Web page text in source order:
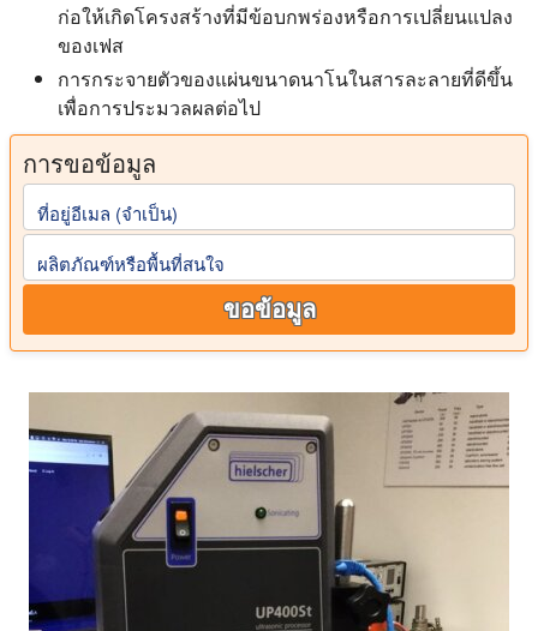
ก่อให้เกิดโครงสร้างที่มีข้อบกพร่องหรือการเปลี่ยนแปลง
ของเฟส
การกระจายตัวของแผ่นขนาดนาโนในสารละลายที่ดีขึ้น
เพื่อการประมวลผลต่อไป
การขอข้อมูล
ที่อยู่อีเมล (จําเป็น)
ผลิตภัณฑ์หรือพื้นที่สนใจ
ขอข้อมูล